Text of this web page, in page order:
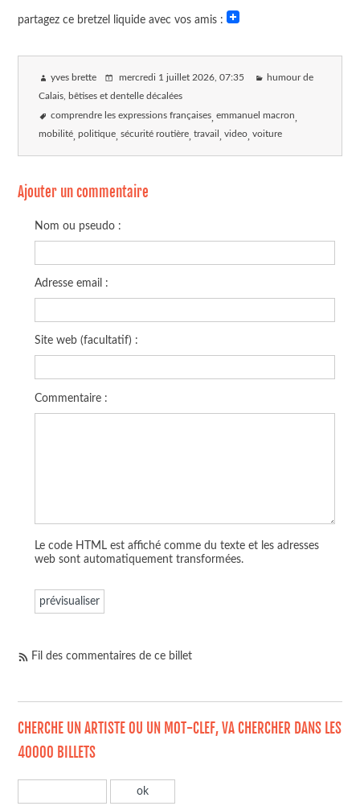
partagez ce bretzel liquide avec vos amis :
yves brette mercredi 1 juillet 2026 , 07:35 humour de
Calais, bêtises et dentelle décalées
comprendre les expressions françaises emmanuel macron
mobilité politique sécurité routière travail video voiture
Ajouter un commentaire
Nom ou pseudo :
Adresse email :
Site web (facultatif) :
Commentaire :
Le code HTML est affiché comme du texte et les adresses
web sont automatiquement transformées.
Fil des commentaires de ce billet
CHERCHE UN ARTISTE OU UN MOT-CLEF, VA CHERCHER DANS LES
40000 BILLETS